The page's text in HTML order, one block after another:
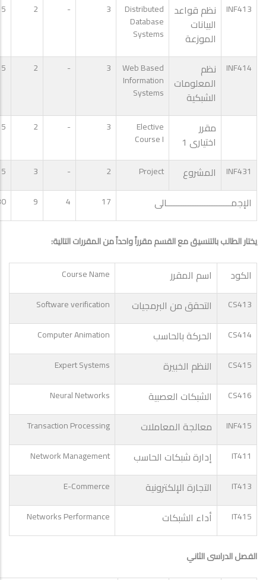
INF413
نظم قواعد
البيانات
الموزعة
Distributed
Database
Systems
3
-
2
5
INF414
نظم
المعلومات
الشبكية
Web Based
Information
Systems
3
-
2
5
مقرر
اختيارى 1
Elective
Course I
3
-
2
5
INF431 المشروع Project
2
-
3
5
الإجمـــــــــــــــــــــــــــالى 17
4
9
يختار الطالب بالتنسيق مع القسم مقرراً واحداً من المقررات التالية:
الكود اسم المقرر
Course Name
CS413
التحقق من البرمجيات
Software verification
CS414
الحركة بالحاسب
Computer Animation
CS415
النظم الخبيرة
Expert Systems
CS416
الشبكات العصبية
Neural Networks
INF415
معالجة المعاملات
Transaction Processing
IT411
إدارة شبكات الحاسب
Network Management
IT413
التجارة الإلكترونية
E-Commerce
IT415
أداء الشبكات Networks Performance
الفصل الدراسى الثاني